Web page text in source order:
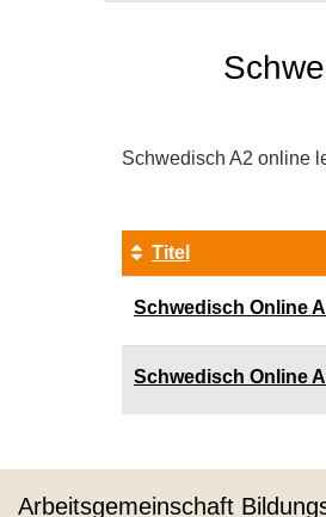
Schwedisch A2 online
Tabellenüberschriften
sortiert
werden.
Titel
Schwedisch Online
Schwedisch Online
Arbeitsgemeinschaft